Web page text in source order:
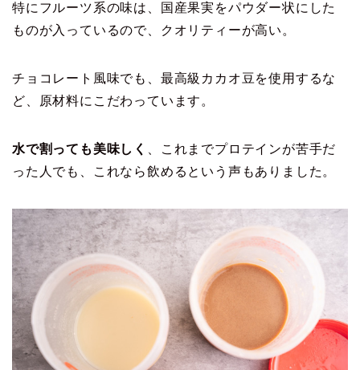
特にフルーツ系の味は、国産果実をパウダー状にした
ものが入っているので、クオリティーが高い。
チョコレート風味でも、最高級カカオ豆を使用するな
ど、原材料にこだわっています。
水で割っても美味しく
、これまでプロテインが苦手だ
った人でも、これなら飲めるという声もありました。